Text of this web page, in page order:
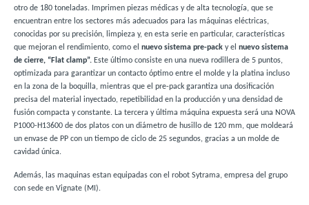
otro de 180 toneladas. Imprimen piezas médicas y de alta tecnología, que se
encuentran entre los sectores más adecuados para las máquinas eléctricas,
conocidas por su precisión, limpieza y, en esta serie en particular, características
que mejoran el rendimiento, como el nuevo sistema pre-pack y el nuevo sistema
de cierre, “Flat clamp”. Este último consiste en una nueva rodillera de 5 puntos,
optimizada para garantizar un contacto óptimo entre el molde y la platina incluso
en la zona de la boquilla, mientras que el pre-pack garantiza una dosificación
precisa del material inyectado, repetibilidad en la producción y una densidad de
fusión compacta y constante. La tercera y última máquina expuesta será una NOVA
P1000-H13600 de dos platos con un diámetro de husillo de 120 mm, que moldeará
un envase de PP con un tiempo de ciclo de 25 segundos, gracias a un molde de
cavidad única.
Además, las maquinas estan equipadas con el robot Sytrama, empresa del grupo
con sede en Vignate (MI).